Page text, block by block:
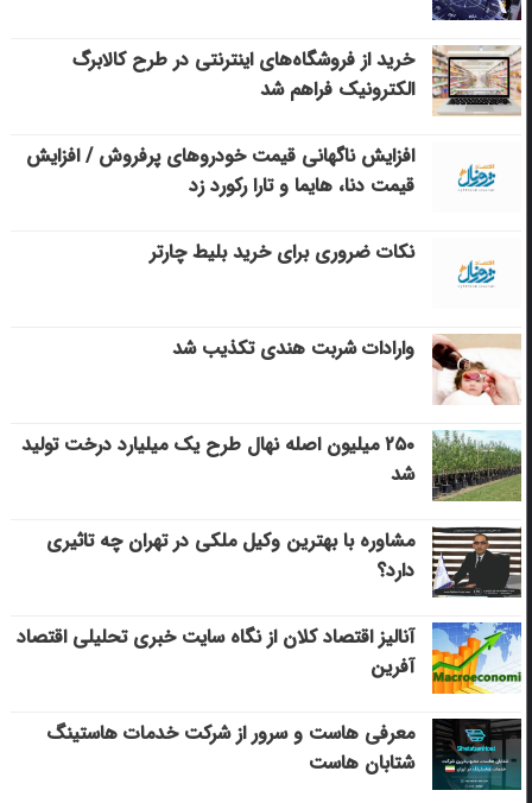
خرید از فروشگاه‌های اینترنتی در طرح کالابرگ
الکترونیک فراهم شد
افزایش ناگهانی قیمت خودروهای پرفروش / افزایش
قیمت دنا، هایما و تارا رکورد زد
نکات ضروری برای خرید بلیط چارتر
وارادات شربت هندی تکذیب شد
۲۵۰ میلیون اصله نهال طرح یک میلیارد درخت تولید
شد
مشاوره با بهترین وکیل ملکی در تهران چه تاثیری
دارد؟
آنالیز اقتصاد کلان از نگاه سایت خبری تحلیلی اقتصاد
آفرین
معرفی هاست و سرور از شرکت خدمات هاستینگ
شتابان هاست